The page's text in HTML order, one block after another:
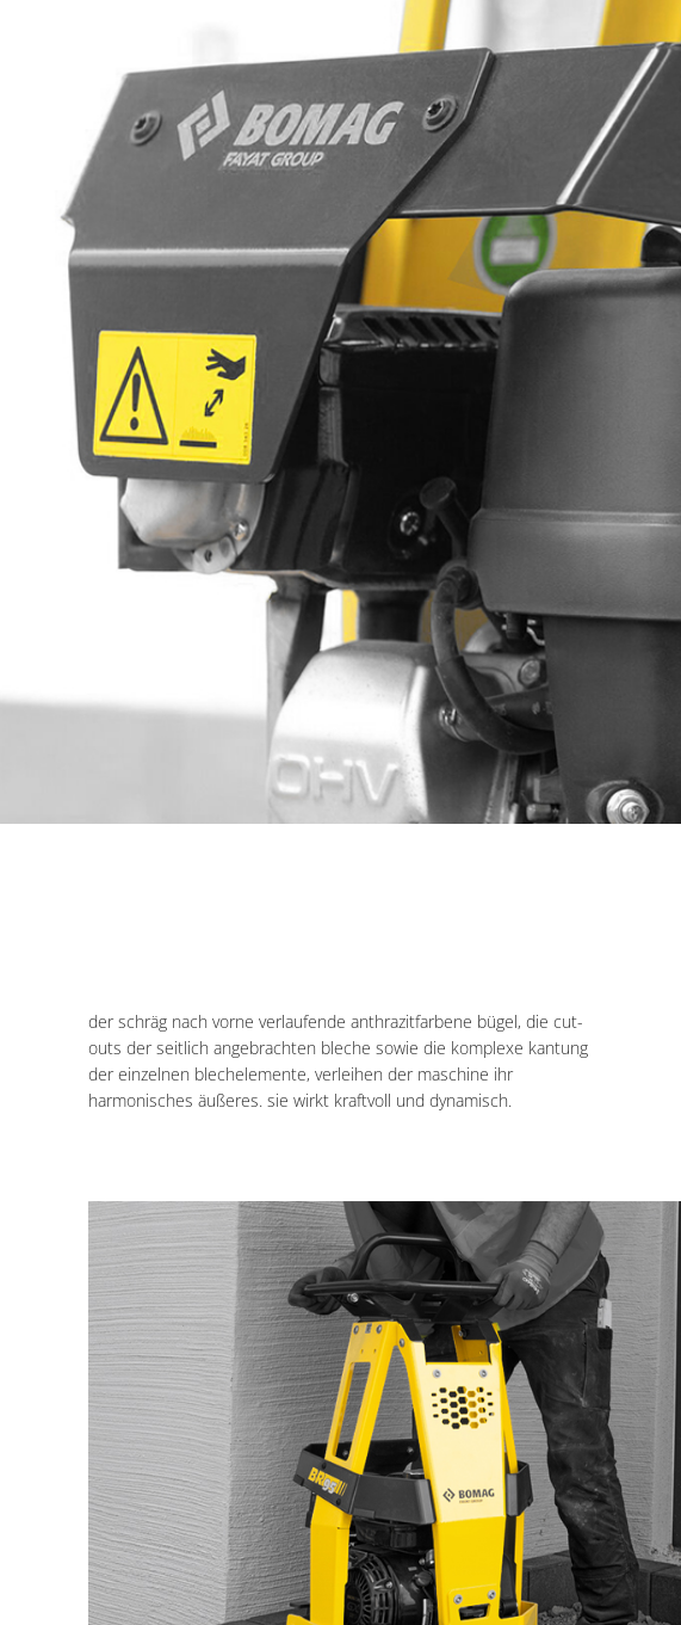
der schräg nach vorne verlaufende anthrazitfarbene bügel, die cut-
outs der seitlich angebrachten bleche sowie die komplexe kantung
der einzelnen blechelemente, verleihen der maschine ihr
harmonisches äußeres. sie wirkt kraftvoll und dynamisch.